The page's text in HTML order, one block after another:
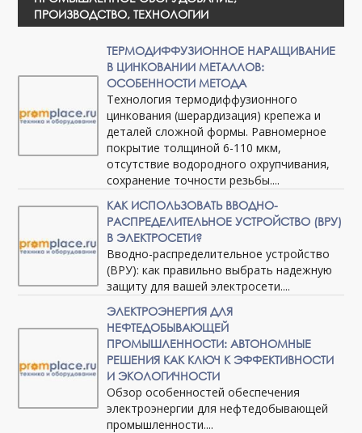
ПРОИЗВОДСТВО, ТЕХНОЛОГИИ
ТЕРМОДИФФУЗИОННОЕ НАРАЩИВАНИЕ
В ЦИНКОВАНИИ МЕТАЛЛОВ:
ОСОБЕННОСТИ МЕТОДА
Технология термодиффузионного
цинкования (шерардизация) крепежа и
деталей сложной формы. Равномерное
покрытие толщиной 6-110 мкм,
отсутствие водородного охрупчивания,
сохранение точности резьбы....
КАК ИСПОЛЬЗОВАТЬ ВВОДНО-
РАСПРЕДЕЛИТЕЛЬНОЕ УСТРОЙСТВО (ВРУ)
В ЭЛЕКТРОСЕТИ?
Вводно-распределительное устройство
(ВРУ): как правильно выбрать надежную
защиту для вашей электросети....
ЭЛЕКТРОЭНЕРГИЯ ДЛЯ
НЕФТЕДОБЫВАЮЩЕЙ
ПРОМЫШЛЕННОСТИ: АВТОНОМНЫЕ
РЕШЕНИЯ КАК КЛЮЧ К ЭФФЕКТИВНОСТИ
И ЭКОЛОГИЧНОСТИ
Обзор особенностей обеспечения
электроэнергии для нефтедобывающей
промышленности....